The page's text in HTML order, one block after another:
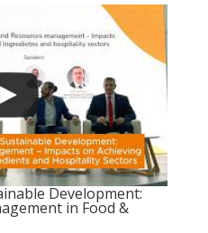
Development:
in Food &